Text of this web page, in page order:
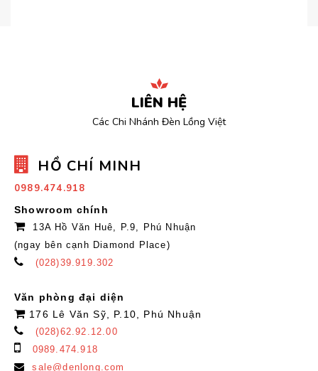
LIÊN HỆ
Các Chi Nhánh Đèn Lồng Việt
HỒ CHÍ MINH
0989.474.918
Showroom chính
13A Hồ Văn Huê, P.9, Phú Nhuận
(ngay bên cạnh Diamond Place)
(028)39.919.302
Văn phòng đại diện
176 Lê Văn Sỹ, P.10, Phú Nhuận
(028)62.92.12.00
0989.474.918
sale@denlong.com